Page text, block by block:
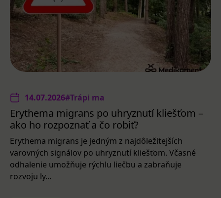
14.07.2026#Trápi ma
Erythema migrans po uhryznutí kliešťom –
ako ho rozpoznať a čo robiť?
Erythema migrans je jedným z najdôležitejších
varovných signálov po uhryznutí kliešťom. Včasné
odhalenie umožňuje rýchlu liečbu a zabraňuje
rozvoju ly...